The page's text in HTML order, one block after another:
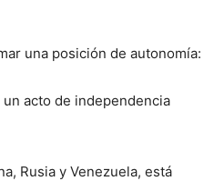
una posición de autonomía:
acto de independencia
Rusia y Venezuela, está